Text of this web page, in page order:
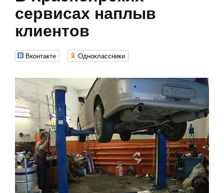
сервисах наплыв
клиентов
Вконтакте Одноклассники